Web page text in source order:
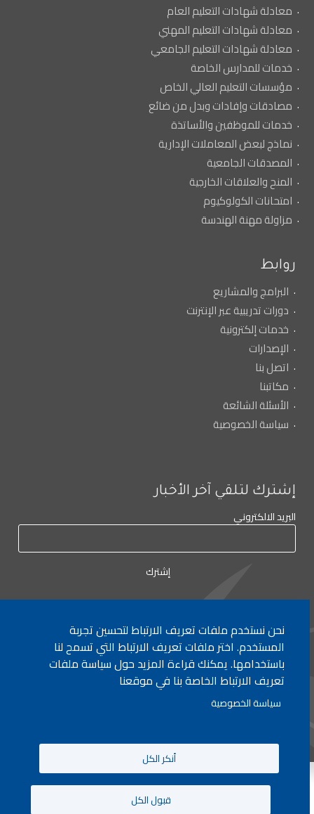
معادلة شهادات التعليم العام
معادلة شهادات التعليم المهني
معادلة شهادات التعليم الجامعي
خدمات للمدارس الخاصة
مؤسسات التعليم العالي الخاص
مصادقات وإفادات وبدل من ضائع
خدمات للموظفين والأساتذة
نماذج لبعض المعاملات الإدارية
المصدقات الجامعية
المنح والعلاقات الخارجية
امتحانات الكولوكيوم
مزاولة مهنة الهندسة
روابط
البرامج والمشاريع
دورات تدريبية عبر الإنترنت
خدمات إلكترونية
الإصدارات
اتصل بنا
مكاتبنا
الأسئلة الشائعة
سياسة الخصوصية
إشترك لتلقي آخر الأخبار
البريد الالكتروني
لأي إستفسار الإتصال على:٠١/٧٧٢٠٠٠
جميع الحقوق محفوظة © 2026 , وزارة التربية والتعليم العالي، لبنان.
نحن نستخدم ملفات تعريف الارتباط لتحسين تجربة
المستخدم. اختر ملفات تعريف الارتباط التي تسمح لنا
باستخدامها. يمكنك قراءة المزيد حول سياسة ملفات
تعريف الارتباط الخاصة بنا في موقعنا
سياسة الخصوصية
أنكر الكل
قبول الكل